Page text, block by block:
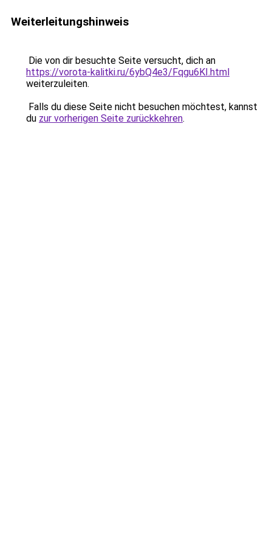
Weiterleitungshinweis
Die von dir besuchte Seite versucht, dich an
https://vorota-kalitki.ru/6ybQ4e3/Fqgu6KI.html
weiterzuleiten.
Falls du diese Seite nicht besuchen möchtest, kannst
du zur vorherigen Seite zurückkehren.